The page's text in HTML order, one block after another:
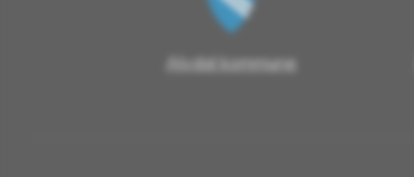
Alvdal kommune